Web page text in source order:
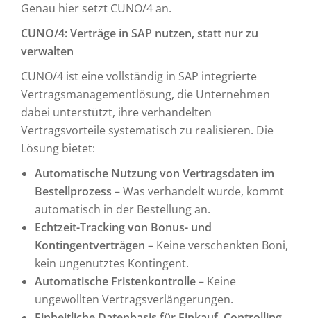
Genau hier setzt CUNO/4 an.
CUNO/4: Verträge in SAP nutzen, statt nur zu
verwalten
CUNO/4 ist eine vollständig in SAP integrierte
Vertragsmanagementlösung, die Unternehmen
dabei unterstützt, ihre verhandelten
Vertragsvorteile systematisch zu realisieren. Die
Lösung bietet:
Automatische Nutzung von Vertragsdaten im
Bestellprozess – Was verhandelt wurde, kommt
automatisch in der Bestellung an.
Echtzeit-Tracking von Bonus- und
Kontingentverträgen – Keine verschenkten Boni,
kein ungenutztes Kontingent.
Automatische Fristenkontrolle– Keine
ungewollten Vertragsverlängerungen.